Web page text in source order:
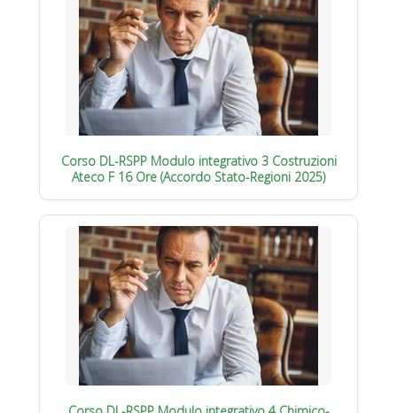
Corso DL-RSPP Modulo integrativo 3 Costruzioni
Ateco F 16 Ore (Accordo Stato-Regioni 2025)